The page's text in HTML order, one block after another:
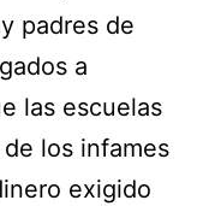
padres de
a
las escuelas
los infames
exigido